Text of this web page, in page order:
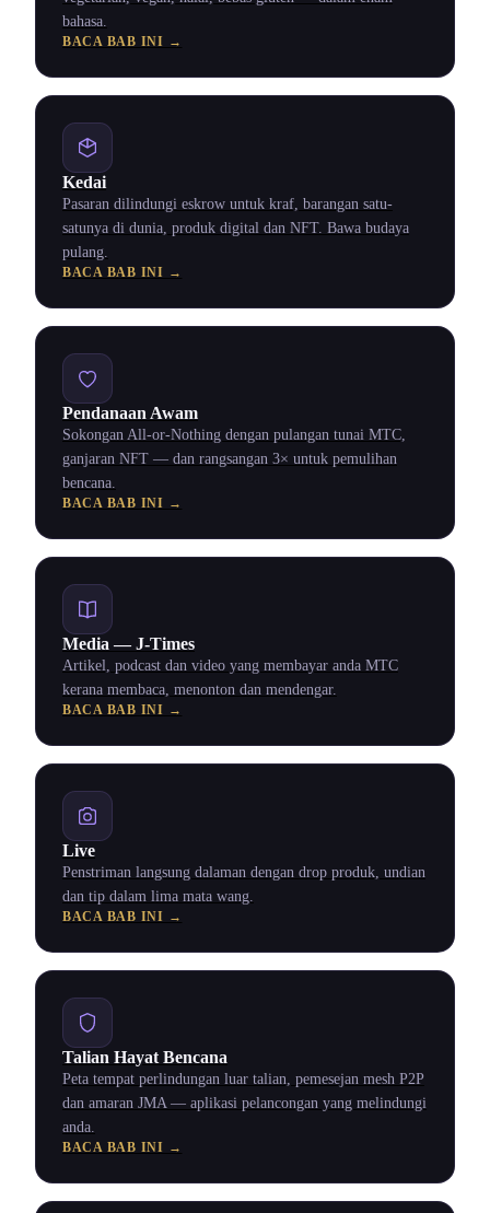
bahasa.
BACA BAB INI →
Kedai
Pasaran dilindungi eskrow untuk kraf, barangan satu-
satunya di dunia, produk digital dan NFT. Bawa budaya
pulang.
BACA BAB INI →
Pendanaan Awam
Sokongan All-or-Nothing dengan pulangan tunai MTC,
ganjaran NFT — dan rangsangan 3× untuk pemulihan
bencana.
BACA BAB INI →
Media — J-Times
Artikel, podcast dan video yang membayar anda MTC
kerana membaca, menonton dan mendengar.
BACA BAB INI →
Live
Penstriman langsung dalaman dengan drop produk, undian
dan tip dalam lima mata wang.
BACA BAB INI →
Talian Hayat Bencana
Peta tempat perlindungan luar talian, pemesejan mesh P2P
dan amaran JMA — aplikasi pelancongan yang melindungi
anda.
BACA BAB INI →